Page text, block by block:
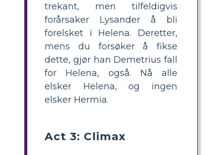
trekant, men tilfeldigvis
forårsaker Lysander å bli
forelsket i Helena. Deretter,
mens du forsøker å fikse
dette, gjør han Demetrius fall
for Helena, også. Nå alle
elsker Helena, og ingen
elsker Hermia.
Act 3: Climax